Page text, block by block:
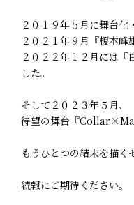
２０１９年５月に舞台化
２０２１年９月『榎本峰
２０２２年１２月には
した。
そして２０２３年５月、
待望の舞台『
もうひとつの結末を描く
続報にご期待ください。